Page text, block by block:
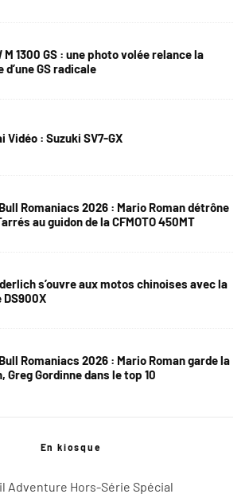
M 1300 GS : une photo volée relance la
d’une GS radicale
Vidéo : Suzuki SV7-GX
Romaniacs 2026 : Mario Roman détrône
au guidon de la CFMOTO 450MT
s’ouvre aux motos chinoises avec la
DS900X
Romaniacs 2026 : Mario Roman garde la
Greg Gordinne dans le top 10
En kiosque